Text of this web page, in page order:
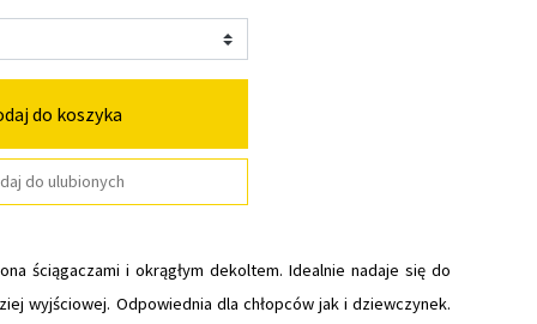
do koszyka
do ulubionych
ściągaczami i okrągłym dekoltem. Idealnie nadaje się do
wyjściowej. Odpowiednia dla chłopców jak i dziewczynek.